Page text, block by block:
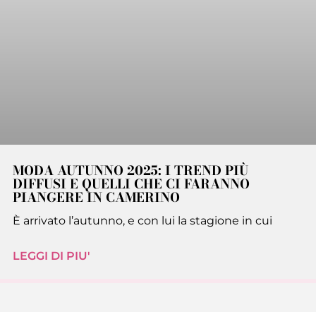
MODA AUTUNNO 2025: I TREND PIÙ
DIFFUSI E QUELLI CHE CI FARANNO
PIANGERE IN CAMERINO
È arrivato l’autunno, e con lui la stagione in cui
LEGGI DI PIU'